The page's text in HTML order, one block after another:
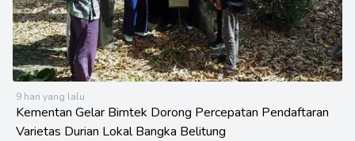
9 hari yang lalu
Kementan Gelar Bimtek Dorong Percepatan Pendaftaran
Varietas Durian Lokal Bangka Belitung